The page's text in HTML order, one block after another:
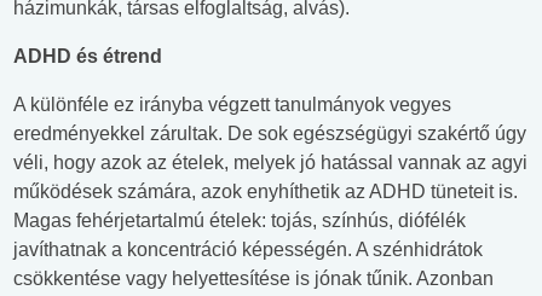
házimunkák, társas elfoglaltság, alvás).
ADHD és étrend
A különféle ez irányba végzett tanulmányok vegyes
eredményekkel zárultak. De sok egészségügyi szakértő úgy
véli, hogy azok az ételek, melyek jó hatással vannak az agyi
működések számára, azok enyhíthetik az ADHD tüneteit is.
Magas fehérjetartalmú ételek: tojás, színhús, diófélék
javíthatnak a koncentráció képességén. A szénhidrátok
csökkentése vagy helyettesítése is jónak tűnik. Azonban